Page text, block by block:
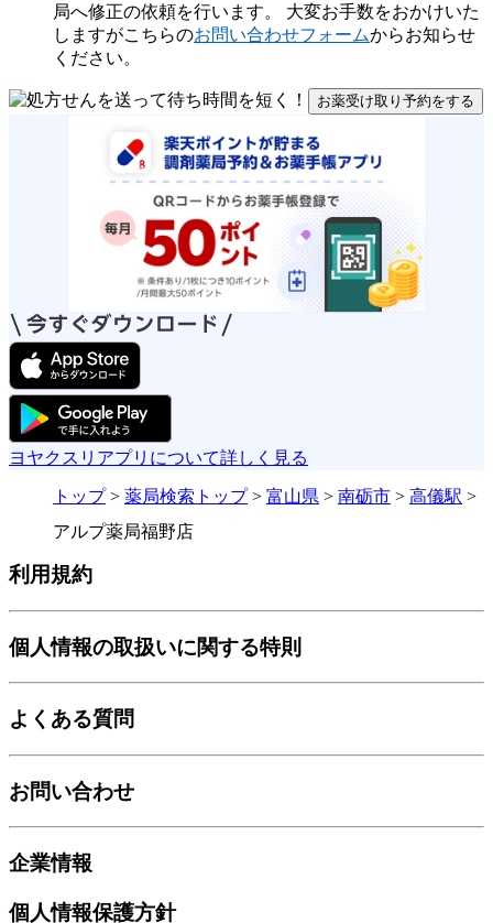
局へ修正の依頼を行います。 大変お手数をおかけいた
しますがこちらのお問い合わせフォームからお知らせ
ください。
お薬受け取り予約をする
ヨヤクスリアプリについて詳しく見る
トップ> 薬局検索トップ> 富山県 > 南砺市 > 高儀駅 >
アルプ薬局福野店
利用規約
個人情報の取扱いに関する特則
よくある質問
お問い合わせ
企業情報
個人情報保護方針